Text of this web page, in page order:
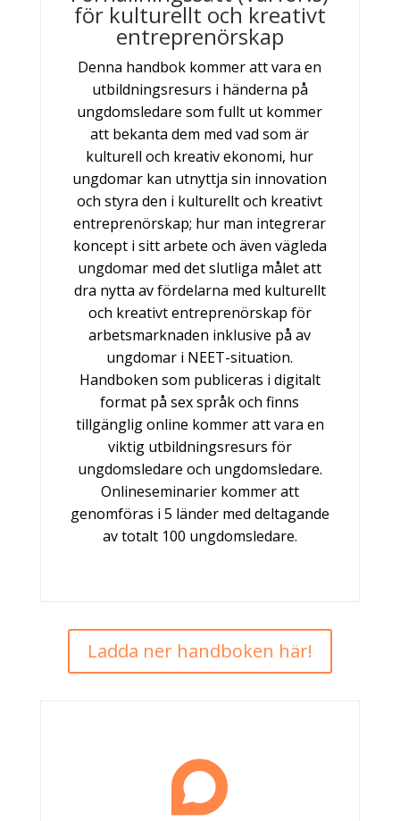
för kulturellt och kreativt
entreprenörskap
Denna handbok kommer att vara en
utbildningsresurs i händerna på
ungdomsledare som fullt ut kommer
att bekanta dem med vad som är
kulturell och kreativ ekonomi, hur
ungdomar kan utnyttja sin innovation
och styra den i kulturellt och kreativt
entreprenörskap; hur man integrerar
koncept i sitt arbete och även vägleda
ungdomar med det slutliga målet att
dra nytta av fördelarna med kulturellt
och kreativt entreprenörskap för
arbetsmarknaden inklusive på av
ungdomar i NEET-situation.
Handboken som publiceras i digitalt
format på sex språk och finns
tillgänglig online kommer att vara en
viktig utbildningsresurs för
ungdomsledare och ungdomsledare.
Onlineseminarier kommer att
genomföras i 5 länder med deltagande
av totalt 100 ungdomsledare.
Ladda ner handboken här!
